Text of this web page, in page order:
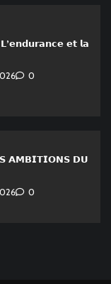
𝗲𝘁 𝗹𝗮
0
𝗔𝗠𝗕𝗜𝗧𝗜𝗢𝗡𝗦 𝗗𝗨
0